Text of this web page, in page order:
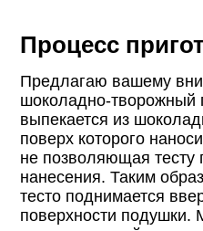
Процесс
Предлагаю вашему
шоколадно-творожный
выпекается из
поверх которого
не позволяющая тесту
нанесения. Таким
тесто поднимается
поверхности подушки.